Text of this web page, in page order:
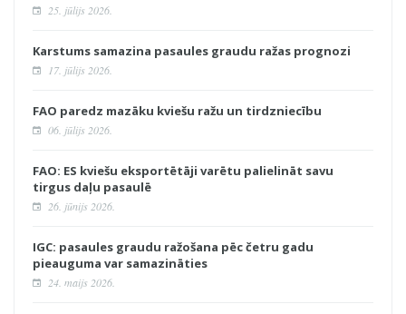
25. jūlijs 2026.
Karstums samazina pasaules graudu ražas prognozi
17. jūlijs 2026.
FAO paredz mazāku kviešu ražu un tirdzniecību
06. jūlijs 2026.
FAO: ES kviešu eksportētāji varētu palielināt savu
tirgus daļu pasaulē
26. jūnijs 2026.
IGC: pasaules graudu ražošana pēc četru gadu
pieauguma var samazināties
24. maijs 2026.